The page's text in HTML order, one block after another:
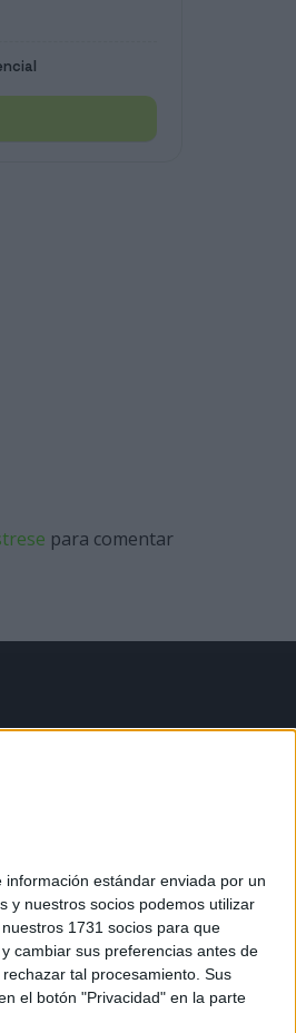
estándar enviada por un
y nuestros socios podemos utilizar
1731 socios para que
cambiar sus preferencias antes de
tal procesamiento. Sus
el botón "Privacidad" en la parte
para comentar